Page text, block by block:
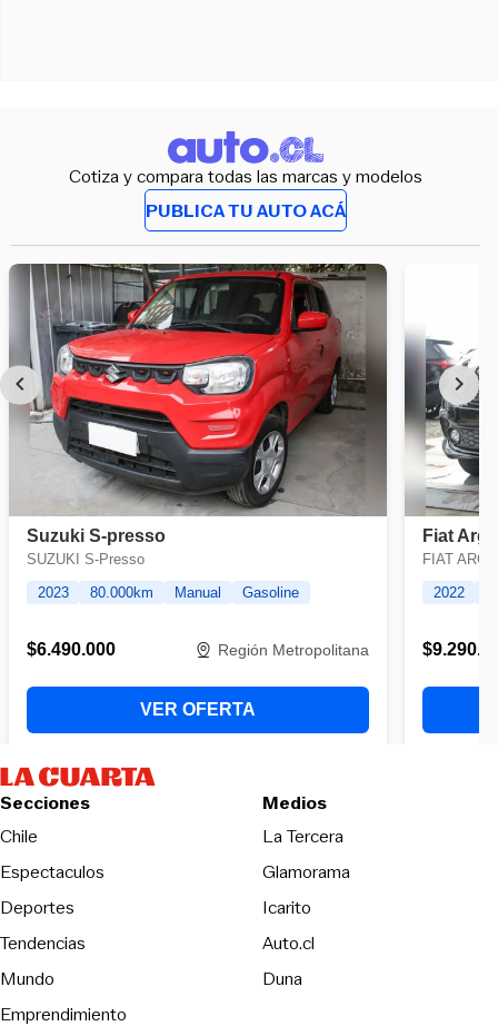
Cotiza y compara todas las marcas y modelos
PUBLICA TU AUTO ACÁ
Secciones
Chile
Espectaculos
Deportes
Tendencias
Mundo
Emprendimiento
Medios
La TerceraOpens in new
Glamorama
Icarito
Auto.cl
DunaOpens in new window